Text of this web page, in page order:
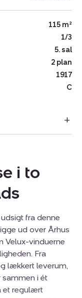
115 m²
1/3
5. sal
2 plan
1917
C
i to
fra denne
ud over Århus
Velux-vinduerne
Fra
lækkert leverum,
sammen i ét
et regulært